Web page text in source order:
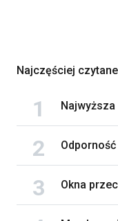
Najczęściej czytane
Odporność
Okna